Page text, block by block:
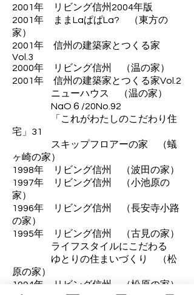
2001年 リビング信州2004年版
2001年 ままLaぱぱLa? （東方の
家）
2001年 信州の建築家とつくる家
Vol.3
2000年 リビング信州 （温の家）
2001年 信州の建築家とつくる家Vol.2
ニューハウス （温の家）
NaO６/20No.92
「これがわたしのこだわり住
宅」31
スキップフロアーの家 （蟻
ヶ崎の家）
1998年 リビング信州 （波田の家）
1997年 リビング信州 （小池原の
家）
1996年 リビング信州 （長安寺小路
の家）
1995年 リビング信州 （古見の家）
ライフスタイルにこだわる
ゆとりの住まいづくり （松
原の家）
1994年 リビング信州 （松原の家）